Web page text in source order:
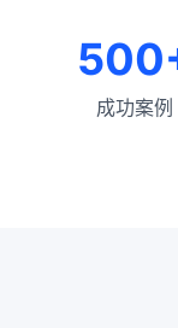
成功案例